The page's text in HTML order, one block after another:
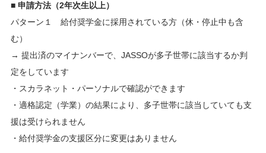
■ 申請方法（2年次生以上）
パターン１ 給付奨学金に採用されている方（休・停止中も含
む）
→ 提出済のマイナンバーで、JASSOが多子世帯に該当するか判
定をしています
・スカラネット・パーソナルで確認ができます
・適格認定（学業）の結果により、多子世帯に該当していても支
援は受けられません
・給付奨学金の支援区分に変更はありません